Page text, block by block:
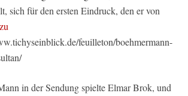
sich für den ersten Eindruck, den er von
feuilleton/boehmermann-
in der Sendung spielte Elmar Brok, und